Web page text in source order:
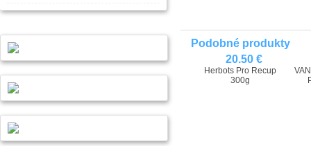
Podobné produkty
20.50 €
Herbots Pro Recup
300g